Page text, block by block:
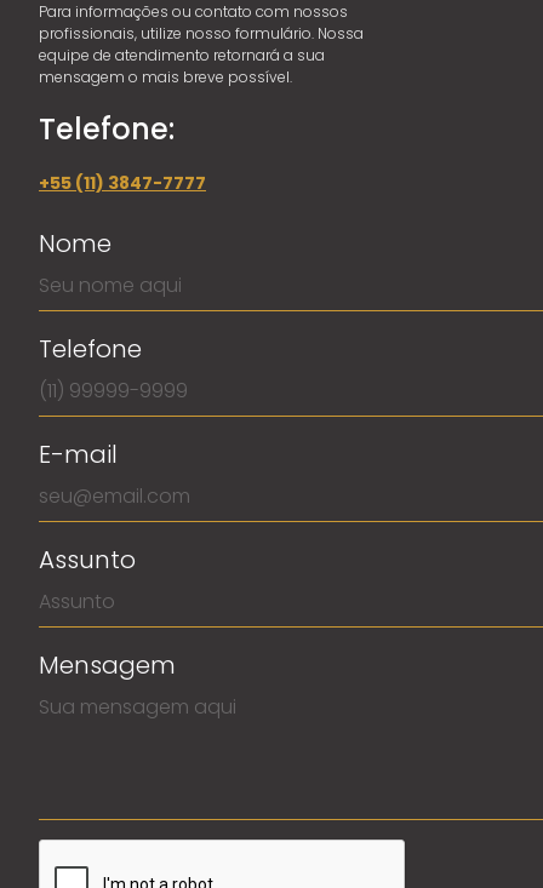
Para informações ou contato com nossos
profissionais, utilize nosso formulário. Nossa
equipe de atendimento retornará a sua
mensagem o mais breve possível.
Telefone:
+55 (11) 3847-7777
Nome
Telefone
E-mail
Assunto
Mensagem